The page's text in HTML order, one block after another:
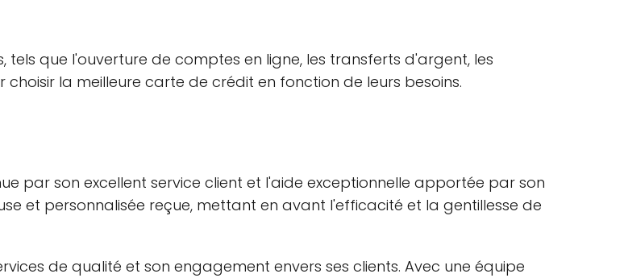
tels que l'ouverture de comptes en ligne, les transferts d'argent, les
la meilleure carte de crédit en fonction de leurs besoins.
par son excellent service client et l'aide exceptionnelle apportée par son
et personnalisée reçue, mettant en avant l'efficacité et la gentillesse de
de qualité et son engagement envers ses clients. Avec une équipe